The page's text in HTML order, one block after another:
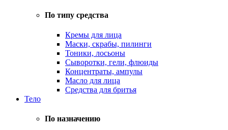
По типу средства
Кремы для лица
Маски, скрабы, пилинги
Тоники, лосьоны
Сыворотки, гели, флюиды
Концентраты, ампулы
Масло для лица
Средства для бритья
Тело
По назначению